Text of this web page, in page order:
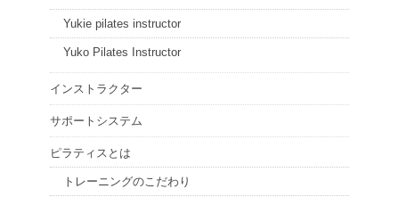
Yukie pilates instructor
Yuko Pilates Instructor
インストラクター
サポートシステム
ピラティスとは
トレーニングのこだわり